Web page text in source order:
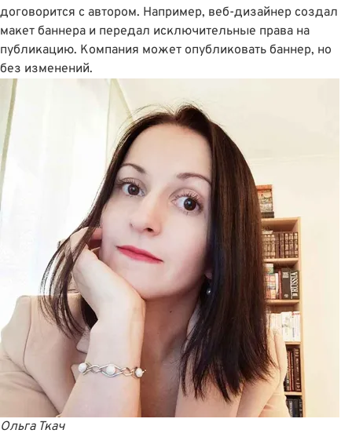
договорится с автором. Например, веб-дизайнер создал
макет баннера и передал исключительные права на
публикацию. Компания может опубликовать баннер, но
без изменений.
Ольга Ткач